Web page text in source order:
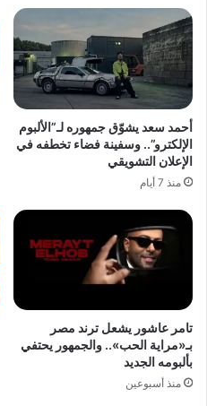
أحمد سعد يشوّق جمهوره لـ”الألبوم
الإلكترو”.. وسفينة فضاء تخطفه في
الإعلان التشويقي
منذ 7 أيام
تامر عاشور يشعل ترند مصر
بـ«مراية الحب».. والجمهور يحتفي
بألبومه الجديد
منذ أسبوعين